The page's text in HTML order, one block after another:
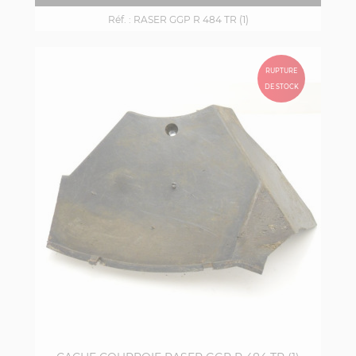
Réf. : RASER GGP R 484 TR (1)
RUPTURE
DE STOCK